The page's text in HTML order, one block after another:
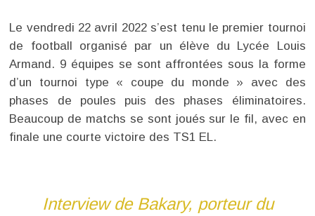
Le vendredi 22 avril 2022 s’est tenu le premier tournoi
de football organisé par un élève du Lycée Louis
Armand. 9 équipes se sont affrontées sous la forme
d’un tournoi type « coupe du monde » avec des
phases de poules puis des phases éliminatoires.
Beaucoup de matchs se sont joués sur le fil, avec en
finale une courte victoire des TS1 EL.
Interview de Bakary, porteur du